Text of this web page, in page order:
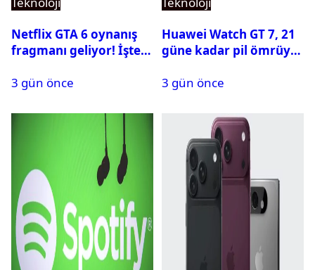
Netflix GTA 6 oynanış
fragmanı geliyor! İşte
3 gün önce
Huawei Watch GT 7, 21
güne kadar pil ömrüyle
3 gün önce